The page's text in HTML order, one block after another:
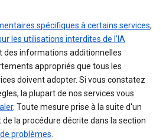
spécifiques à certains services,
les utilisations interdites de l'IA
des informations additionnelles
appropriés que tous les
doivent adopter. Si vous constatez
la plupart de nos services vous
. Toute mesure prise à la suite d'un
la procédure décrite dans la section
problèmes.